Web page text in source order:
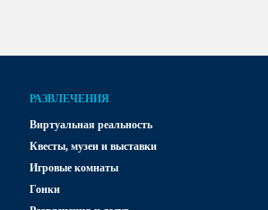
РАЗВЛЕЧЕНИЯ
Виртуальная реальность
Квесты, музеи и выставки
Игровые комнаты
Гонки